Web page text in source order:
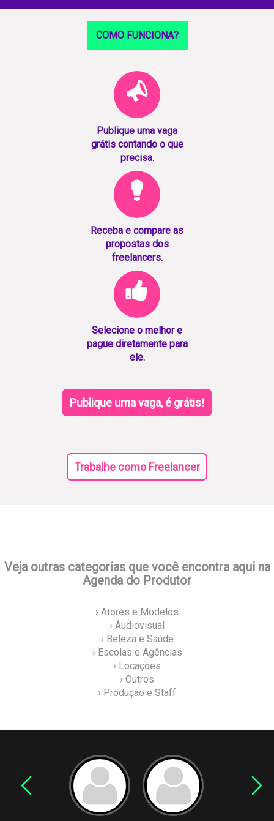
COMO FUNCIONA?
Publique uma vaga
grátis contando o que
precisa.
Receba e compare as
propostas dos
freelancers.
Selecione o melhor e
pague diretamente para
ele.
Publique uma vaga, é grátis!
Trabalhe como Freelancer
Veja outras categorias que você encontra aqui na
Agenda do Produtor
› Atores e Modelos
› Áudiovisual
› Beleza e Saúde
› Escolas e Agências
› Locações
› Outros
› Produção e Staff